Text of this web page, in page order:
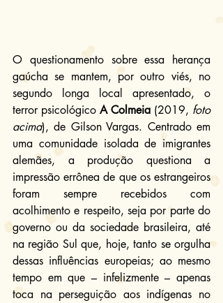
O questionamento sobre essa herança
gaúcha se mantem, por outro viés, no
segundo longa local apresentado, o
terror psicológico A Colmeia (2019, foto
acima), de Gilson Vargas. Centrado em
uma comunidade isolada de imigrantes
alemães, a produção questiona a
impressão errônea de que os estrangeiros
foram sempre recebidos com
acolhimento e respeito, seja por parte do
governo ou da sociedade brasileira, até
na região Sul que, hoje, tanto se orgulha
dessas influências europeias; ao mesmo
tempo em que – infelizmente – apenas
toca na perseguição aos indígenas no